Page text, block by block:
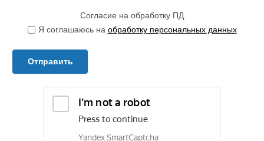
Согласие на обработку ПД
Я соглашаюсь на обработку персональных данных
Отправить